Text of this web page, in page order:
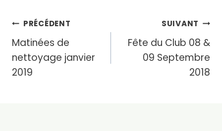
Navigation
de
l’article
PRÉCÉDENT
Matinées de
nettoyage janvier
2019
SUIVANT
Fête du Club 08 &
09 Septembre
2018